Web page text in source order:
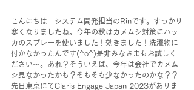
こんにちは　システム開発担当のRinです。すっかり
寒くなりましたね。今年の秋はカメムシ対策にハッ
カのスプレーを使いました！効きました！洗濯物に
付かなかったんです(^o^)是非みなさまもお試しく
ださい～。あれ？そういえば、今年は会社でカメム
シ見なかったかも？そもそも少なかったのかな？？
先日東京にてClaris Engage Japan 2023がありま